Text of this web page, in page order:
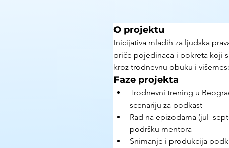
O projektu
Inicijativa mladih za ljudska
priče pojedinaca i pokreta koji
kroz trodnevnu obuku i
Faze projekta
Trodnevni trening u
scenariju za podkast
Rad na epizodama
podršku mentora
Snimanje i produkcija